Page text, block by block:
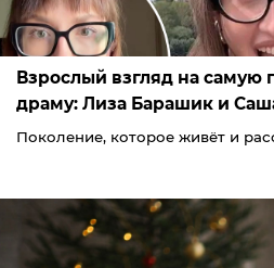
Взрослый взгляд на
драму: Лиза Барашик и
Поколение, которое живёт и